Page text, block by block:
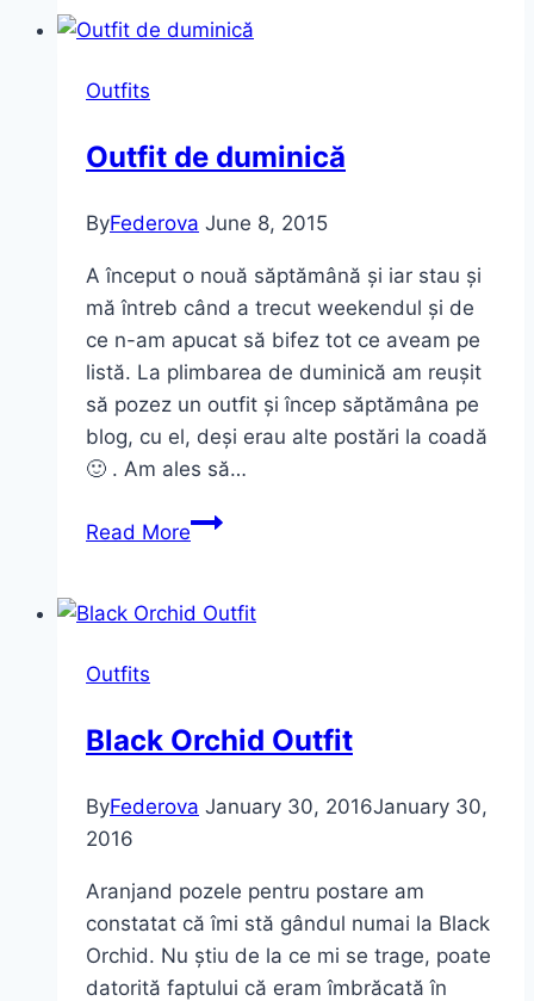
Girly
Outfits
Outfit de duminică
ByFederova June 8, 2015
A început o nouă săptămână și iar stau și
mă întreb când a trecut weekendul și de
ce n-am apucat să bifez tot ce aveam pe
listă. La plimbarea de duminică am reușit
să pozez un outfit și încep săptămâna pe
blog, cu el, deși erau alte postări la coadă
🙂 . Am ales să…
Read MoreOutfit
Outfits
Black Orchid Outfit
ByFederova January 30, 2016January 30,
2016
Aranjand pozele pentru postare am
constatat că îmi stă gândul numai la Black
Orchid. Nu știu de la ce mi se trage, poate
datorită faptului că eram îmbrăcată în